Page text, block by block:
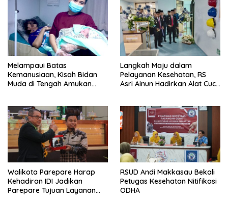
Melampaui Batas
Kemanusiaan, Kisah Bidan
Muda di Tengah Amukan
Langkah Maju dalam
Pelayanan Kesehatan, RS
Asri Ainun Hadirkan Alat Cuci
Walikota Parepare Harap
Kehadiran IDI Jadikan
Parepare Tujuan Layanan
RSUD Andi Makkasau Bekali
Petugas Kesehatan Nitifikasi
ODHA